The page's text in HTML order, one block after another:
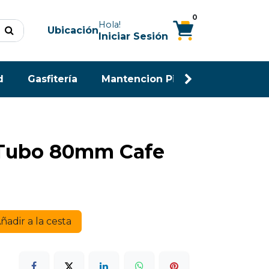
UbicaciónHola!
Iniciar Sesión
0
Gasfitería Mantencion Piscina
80mm Cafe
a la cesta